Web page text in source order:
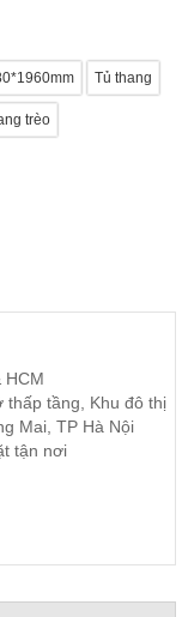
Tủ thang
trèo
HCM
thấp tầng, Khu đô thị
Mai, TP Hà Nội
tận nơi